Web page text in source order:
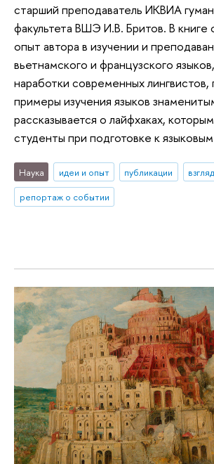
старший преподаватель ИКВИА
факультета ВШЭ И.В. Бритов. В
опыт автора в изучении и
вьетнамского и французского
наработки современных
примеры изучения языков
рассказывается о лайфхаках,
студенты при подготовке к
Наука идеи и опыт публикации
репортаж о событии